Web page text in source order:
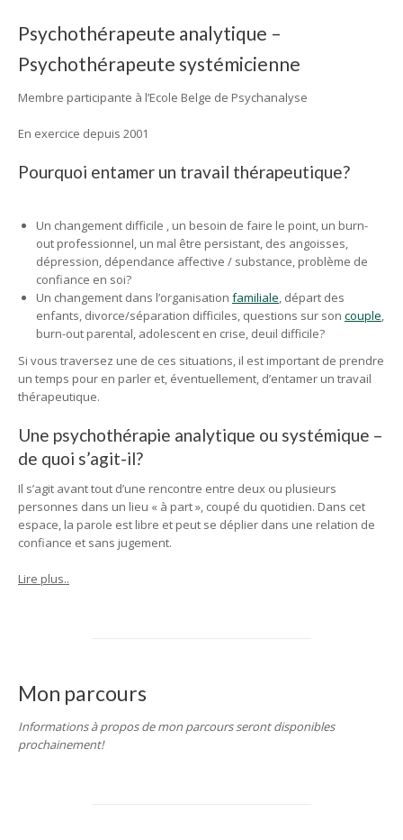
Psychothérapeute analytique –
Psychothérapeute systémicienne
Membre participante à l’Ecole Belge de Psychanalyse
En exercice depuis 2001
Pourquoi entamer un travail thérapeutique?
Un changement difficile , un besoin de faire le point, un burn-
out professionnel, un mal être persistant, des angoisses,
dépression, dépendance affective / substance, problème de
confiance en soi?
Un changement dans l’organisation familiale, départ des
enfants, divorce/séparation difficiles, questions sur son couple,
burn-out parental, adolescent en crise, deuil difficile?
Si vous traversez une de ces situations, il est important de prendre
un temps pour en parler et, éventuellement, d’entamer un travail
thérapeutique.
Une psychothérapie analytique ou systémique –
de quoi s’agit-il?
Il s’agit avant tout d’une rencontre entre deux ou plusieurs
personnes dans un lieu « à part », coupé du quotidien. Dans cet
espace, la parole est libre et peut se déplier dans une relation de
confiance et sans jugement.
Lire plus..
Mon parcours
Informations à propos de mon parcours seront disponibles
prochainement!